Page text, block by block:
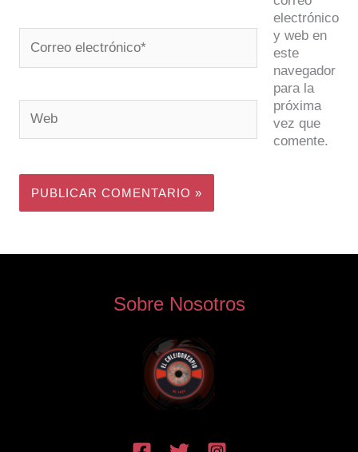
electrónico*
electrónico
y web en
este
navegador
para la
próxima
vez que
comente.
Sobre Nosotros